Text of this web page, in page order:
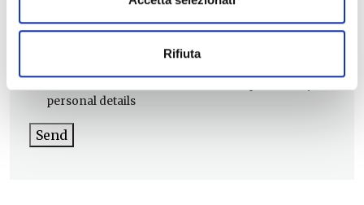
Rifiuta
personal details
Send